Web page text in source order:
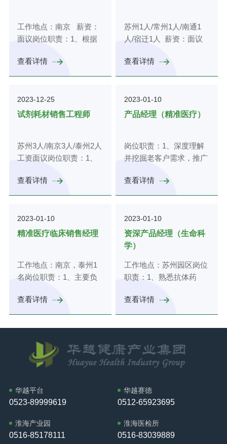
业办理工商、税务相关审
批手续，提供服务，确保
积极拓展项目来源，通过
各类渠道进行项目开发，
产业导向的企业落户；
4、负责与入驻企业建立
并提供解决方案；5、领
导交办的其他工作。任职
要求：1、大专及以上学
行业市场类职位或产业园
招商工作经验；3、熟悉
业招商的策略方案、执行
方案等；4、具有良好的
力、及渠道拓展能力；
伍，满足公司业务增长的
需求；协调资源对经销商
解其潜在需求，支持经销
商长期可持续发展；3、
潜在需求，促成客户二次
开发；4、及时催收应收
技术、医学、市场营销等
相关专科以上学历；2、
具有3年以上IVD产品、肿
商务沟通能力，善于灵活
变通，能承受较强的工作
压力；4、具有敏锐的市
场意识、应变能力和市场
开拓能力，良好的职业操
工作地点：南京 薪资：
面议岗位职责：1、根据
需求分析及公司年度销售
计划，分解并制定本区域
标，并监督指导下属的销
售业务的完成情况；2、
算指标，做好区域内销售
费用预算和管控工作；
的开发任务，维护原有客
户；4、提交年度、月度
场、新客户开发计划；
5、有计划的定期拜访本
期访问情况，随时了解客
户要求；6、负责区域内
团队建设，适时进行业务
动态、适时的调整适合市
场的营销方案，处理市场
的突发事件。任职要求：
1、生物工程、医学检
及以上学历；5年以上工
作经验，丰富的医疗行业
先；经验丰富者可放宽学
历要求；3、熟悉医院工
查看详情
苏州1人/常州1人/南通1
人/宿迁1人 薪资：面议
临床精准医疗产品（质
谱、流式、测序仪器及配
主要面向的客户群体如医
院检验科、血液科、中心
产品入院流程及环节；
3、熟悉所在区域客户，
士以上分子生物学学历者
优先。任职资格：1、生
生物学、免疫学等本科及
以上学历；2、1年以上相
关产品销售经验；3、具
好的学习能力和自我提升
的愿景；4、具有良好的
沟通能力和团队合作精
查看详情
2023-12-25
试剂耗材销售工程师
苏州3人/南京3人/泰州2人
工资面议岗位职责：1、
实验室通用试剂耗材的推
广、销售工作；2、负责
搜集客户资源，挖掘客户
需求，完成销售任务；
时反馈；4、收集和理解
市场状态信息和竞争者的
新产品的宣传推广活动，
积极参与行业培训。任职
资格：1、本科及以上学
历，生物、细胞、制药、
化学等相关优先；2、2年
以上生物行业或医疗行业
信乐观、人际关系良好，
善于沟通、有团队合作精
具备做销售的素质，即热
爱挑战、富有激情、勤
查看详情
2023-01-10
产品经理（精准医疗）
岗位职责：1、深度理解
并挖掘老客户需求，推广
为临床实验室制定精准医
学整体解决方案；3、为
求，课题咨询、临床实验
资源、科研测试对接等；
4、负责回答客户在检测
疑问等方面问题；任职资
格：1、分子生物学、细
士及以上学历；2、熟悉
流式、质谱、测序大型仪
器原理和操作；3、熟悉
目；4、良好的表达能
力，富于协作精神及团队
查看详情
2023-01-10
精准医疗临床销售经理
工作地点：南京，泰州1
名岗位职责：1、主要负
谱、流式、测序仪器及配
套试剂）的入院及推广，
实验室等；2、了解主要
体外诊断技术原理，熟悉
3、熟悉所在区域客户，
有大设备销售经验者或硕
优先。任职资格：1、生
物技术、临床检验、分子
查看详情
2023-01-10
资深产品经理（生命科
学）
工作地点：苏州园区岗位
职责：1、熟悉抗体药
等药物研发、生产工艺，
为客户提供全流程的产品
仪、高内涵、毛细管电
泳、质谱仪、测序仪等，
验指导；3、组织用户
会、产品推广交流会，制
材整体解决方案。任职资
格：1、生物技术、生物
查看详情
华越平台
0523-89999619
华越赛德
0512-65923695
淮海产业园
0516-85178111
淮海医检所
0516-83039889